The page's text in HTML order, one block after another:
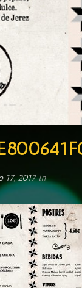
17, 2017In